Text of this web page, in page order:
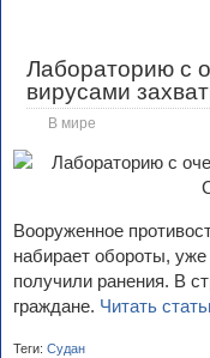
Лабораторию с
вирусами
В мире
Вооруженное
набирает обороты,
получили ранения. В
граждане. Читать
Теги: Судан